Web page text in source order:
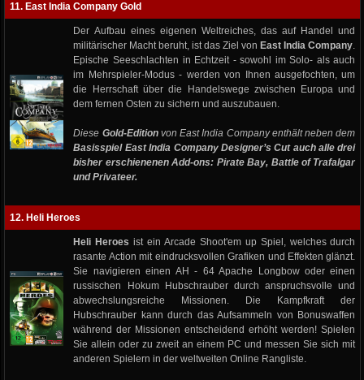
11. East India Company Gold
Der Aufbau eines eigenen Weltreiches, das auf Handel und
militärischer Macht beruht, ist das Ziel von East India Company.
Epische Seeschlachten in Echtzeit - sowohl im Solo- als auch
im Mehrspieler-Modus - werden von Ihnen ausgefochten, um
die Herrschaft über die Handelswege zwischen Europa und
dem fernen Osten zu sichern und auszubauen.
Diese Gold-Edition von East India Company enthält neben dem
Basisspiel East India Company Designer’s Cut auch alle drei
bisher erschienenen Add-ons: Pirate Bay, Battle of Trafalgar
und Privateer.
12. Heli Heroes
Heli Heroes ist ein Arcade Shoot'em up Spiel, welches durch
rasante Action mit eindrucksvollen Grafiken und Effekten glänzt.
Sie navigieren einen AH - 64 Apache Longbow oder einen
russischen Hokum Hubschrauber durch anspruchsvolle und
abwechslungsreiche Missionen. Die Kampfkraft der
Hubschrauber kann durch das Aufsammeln von Bonuswaffen
während der Missionen entscheidend erhöht werden! Spielen
Sie allein oder zu zweit an einem PC und messen Sie sich mit
anderen Spielern in der weltweiten Online Rangliste.